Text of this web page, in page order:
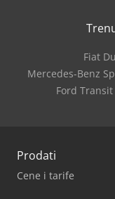
Fiat
Mercedes-Benz
Ford Transit
Prodati
Cene i tarife